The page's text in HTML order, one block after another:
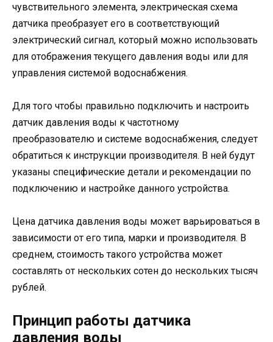
чувствительного элемента, электрическая схема
датчика преобразует его в соответствующий
электрический сигнал, который можно использовать
для отображения текущего давления воды или для
управления системой водоснабжения.
Для того чтобы правильно подключить и настроить
датчик давления воды к частотному
преобразователю и системе водоснабжения, следует
обратиться к инструкции производителя. В ней будут
указаны специфические детали и рекомендации по
подключению и настройке данного устройства.
Цена датчика давления воды может варьироваться в
зависимости от его типа, марки и производителя. В
среднем, стоимость такого устройства может
составлять от нескольких сотен до нескольких тысяч
рублей.
Принцип работы датчика
давления воды